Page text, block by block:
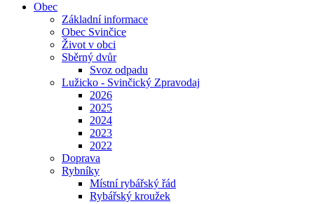
Obec
Základní informace
Obec Svinčice
Život v obci
Sběrný dvůr
Svoz odpadu
Lužicko - Svinčický Zpravodaj
2026
2025
2024
2023
2022
Doprava
Rybníky
Místní rybářský řád
Rybářský kroužek